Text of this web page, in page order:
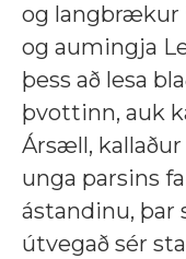
og langbrækur
og aumingja
þess að lesa
þvottinn, auk
Ársæll,
unga parsins
ástandinu, þar
útvegað sér